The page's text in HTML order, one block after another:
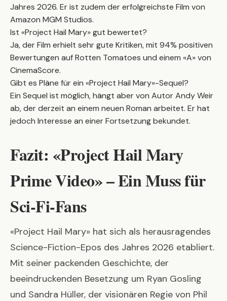
Jahres 2026. Er ist zudem der erfolgreichste Film von
Amazon MGM Studios.
Ist «Project Hail Mary» gut bewertet?
Ja, der Film erhielt sehr gute Kritiken, mit 94% positiven
Bewertungen auf Rotten Tomatoes und einem «A» von
CinemaScore.
Gibt es Pläne für ein «Project Hail Mary»-Sequel?
Ein Sequel ist möglich, hängt aber von Autor Andy Weir
ab, der derzeit an einem neuen Roman arbeitet. Er hat
jedoch Interesse an einer Fortsetzung bekundet.
Fazit: «Project Hail Mary
Prime Video» – Ein Muss für
Sci-Fi-Fans
«Project Hail Mary» hat sich als herausragendes
Science-Fiction-Epos des Jahres 2026 etabliert.
Mit seiner packenden Geschichte, der
beeindruckenden Besetzung um Ryan Gosling
und Sandra Hüller, der visionären Regie von Phil